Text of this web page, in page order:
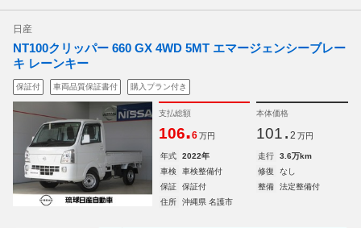
日産
NT100クリッパー 660 GX 4WD 5MT エマージェンシーブレー
キ レーンキー
保証付 車両品質保証書付 購入プラン付き
支払総額
106.6 万円
本体価格
101. 2 万円
年式 2022年 走行
3.6万km
車検
車検整備付 修復
なし
保証
保証付 整備
法定整備付
住所
沖縄県 名護市